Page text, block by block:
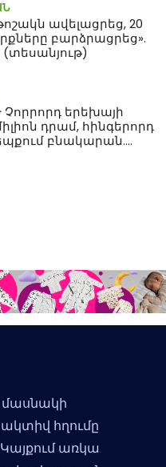
ավելացրեց, 20
բարձրացրեց».
երեխայի
դրամ, հինգերորդ
բնակարան.
մասնակի
հղումը
առկա